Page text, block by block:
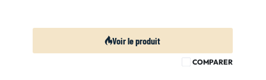
Voir le produit
COMPARER